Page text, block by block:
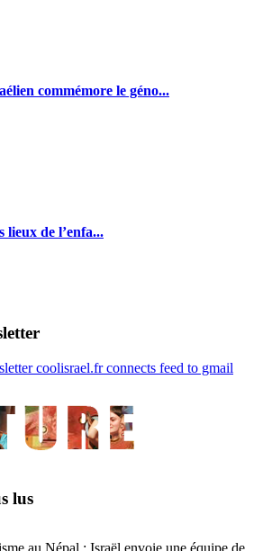
commémore le géno...
lieux de l’enfa...
lus
au Népal : Israël envoie une équipe de